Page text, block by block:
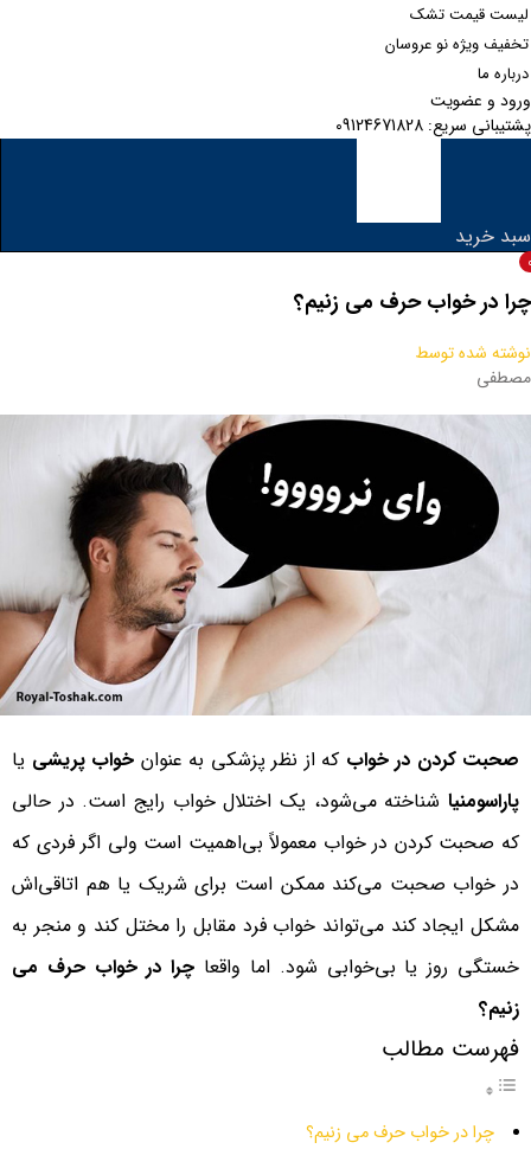
لیست قیمت تشک
تخفیف ویژه نو عروسان
درباره ما
ورود و عضویت
پشتیبانی سریع: 09124671828
سبد خرید
چرا در خواب حرف می زنیم؟
نوشته شده توسط
مصطفی
صحبت کردن در خواب که از نظر پزشکی به عنوان خواب پریشی یا
پاراسومنیا شناخته می‌شود، یک اختلال خواب رایج است. در حالی
که صحبت کردن در خواب معمولاً بی‌اهمیت است ولی اگر فردی که
در خواب صحبت می‌کند ممکن است برای شریک یا هم اتاقی‌اش
مشکل ایجاد کند می‌تواند خواب فرد مقابل را مختل کند و منجر به
خستگی روز یا بی‌خوابی شود. اما واقعا چرا در خواب حرف می
زنیم؟
فهرست مطالب
چرا در خواب حرف می زنیم؟